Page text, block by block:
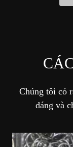
Chúng tôi có
dáng và